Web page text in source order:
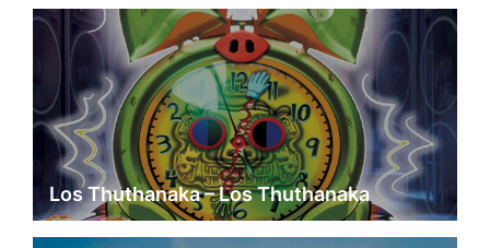
Los Thuthanaka – Los Thuthanaka